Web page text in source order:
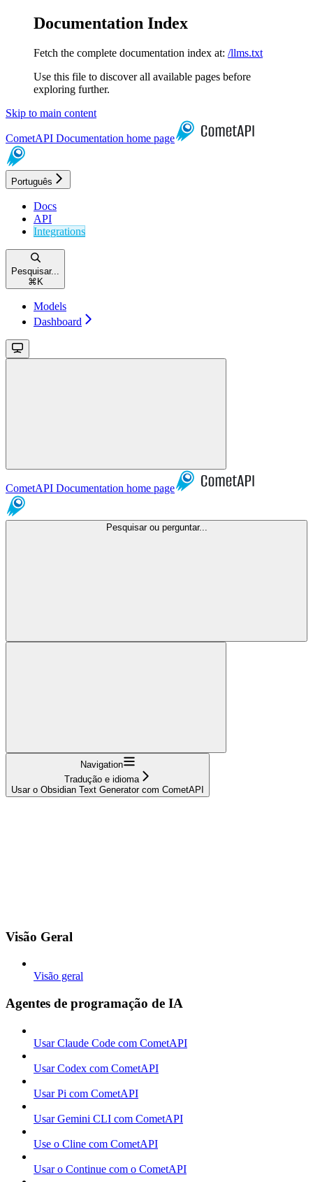
Documentation Index
Fetch the complete documentation index at: /llms.txt
Use this file to discover all available pages before
exploring further.
Skip to main content
CometAPI Documentation home page
Português
Docs
API
Integrations
Pesquisar...
⌘ K
Models
Dashboard
CometAPI Documentation home page
Pesquisar ou perguntar...
Navigation
Tradução e idioma
Usar o Obsidian Text Generator com CometAPI
Visão Geral
Visão geral
Agentes de programação de IA
Usar Claude Code com CometAPI
Usar Codex com CometAPI
Usar Pi com CometAPI
Usar Gemini CLI com CometAPI
Use o Cline com CometAPI
Usar o Continue com o CometAPI